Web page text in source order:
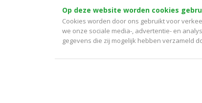
Op deze website worden cookies
Cookies worden door ons gebruikt voor
we onze sociale media-, advertentie- en
gegevens die zij mogelijk hebben verzameld